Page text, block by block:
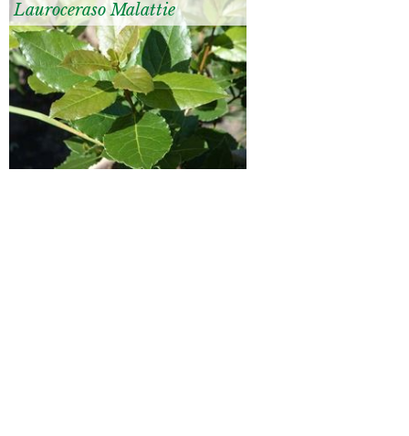
Lauroceraso Malattie